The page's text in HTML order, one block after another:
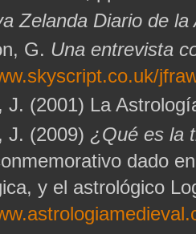
Zelanda Diario de la
G. Una entrevista
J. (2001) La
J. (2009) ¿Qué es la
dado
y el astrológico